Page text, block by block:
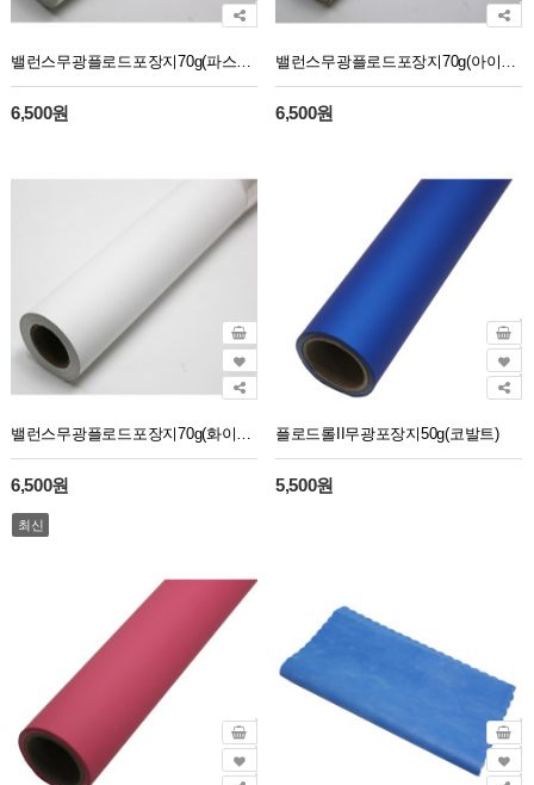
6,500원 6,500원
밸런스무광플로드포장지70g(화이트1)30M
6,500원
최신
플로드롤II무광포장지50g(코발트)
5,500원